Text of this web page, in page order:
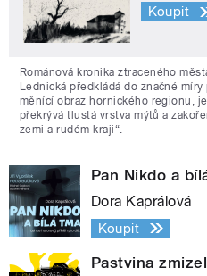
Koupit
Románová kronika ztraceného
Lednická předkládá do značné
měnící obraz hornického regionu,
překrývá tlustá vrstva mýtů a
zemi a rudém kraji“.
Pan Nikdo a
Dora Kaprálová
Koupit
Pastvina